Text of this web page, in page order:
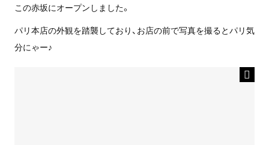
この赤坂にオープンしました。
パリ本店の外観を踏襲しており、お店の前で写真を撮るとパリ気
分にゃー♪